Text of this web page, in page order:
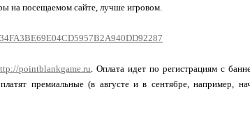
на посещаемом сайте, лучше игровом.
pointblankgame.ru. Оплата идет по регистрациям с
премиальные (в августе и в сентябре, например,